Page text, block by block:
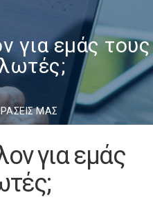
για εμάς τους
ΜΑΣ
για εμάς